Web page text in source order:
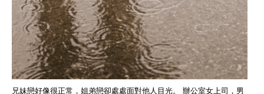
兄妹戀好像很正常，姐弟戀卻處處面對他人目光。 辦公室女上司，男